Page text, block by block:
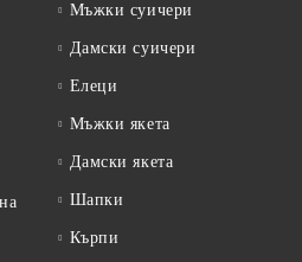
Мъжки суичери
Дамски суичери
Елеци
Мъжки якета
Дамски якета
Шапки
Кърпи